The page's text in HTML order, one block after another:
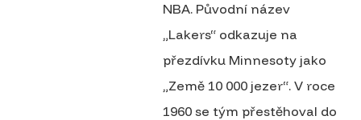
NBA. Původní název
„Lakers“ odkazuje na
přezdívku Minnesoty jako
„Země 10 000 jezer“. V roce
1960 se tým přestěhoval do